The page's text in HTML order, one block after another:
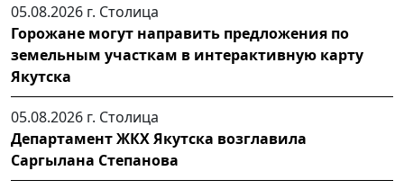
05.08.2026 г. Столица
Горожане могут направить предложения по
земельным участкам в интерактивную карту
Якутска
05.08.2026 г. Столица
Департамент ЖКХ Якутска возглавила
Саргылана Степанова